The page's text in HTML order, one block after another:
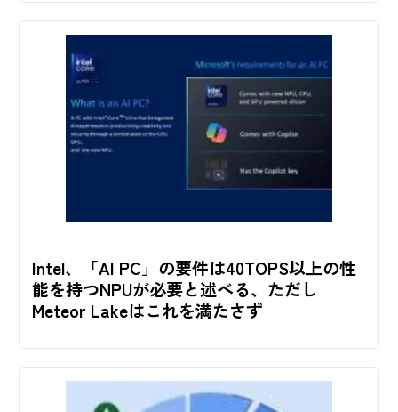
Intel、「AI PC」の要件は40TOPS以上の性
能を持つNPUが必要と述べる、ただし
Meteor Lakeはこれを満たさず